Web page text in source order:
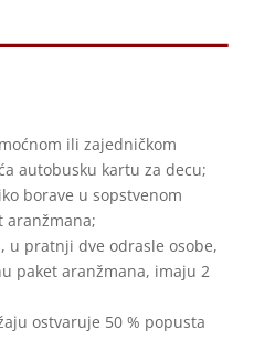
ili zajedničkom
autobusku kartu za decu;
borave u sopstvenom
aranžmana;
u pratnji dve odrasle osobe,
paket aranžmana, imaju 2
ostvaruje 50 % popusta